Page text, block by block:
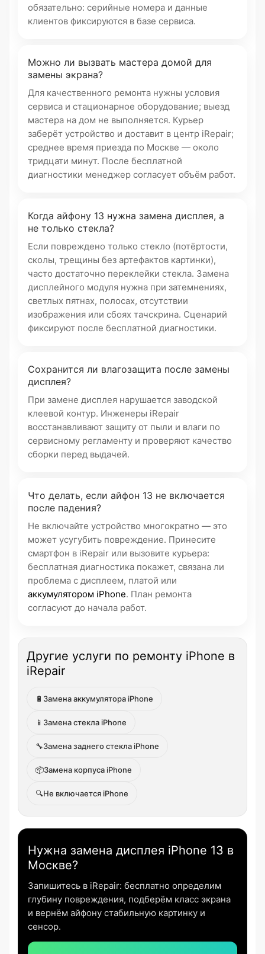
обязательно: серийные номера и данные
клиентов фиксируются в базе сервиса.
Можно ли вызвать мастера домой для
замены экрана?
Для качественного ремонта нужны условия
сервиса и стационарное оборудование; выезд
мастера на дом не выполняется. Курьер
заберёт устройство и доставит в центр iRepair;
среднее время приезда по Москве — около
тридцати минут. После бесплатной
диагностики менеджер согласует объём работ.
Когда айфону 13 нужна замена дисплея, а
не только стекла?
Если повреждено только стекло (потёртости,
сколы, трещины без артефактов картинки),
часто достаточно переклейки стекла. Замена
дисплейного модуля нужна при затемнениях,
светлых пятнах, полосах, отсутствии
изображения или сбоях тачскрина. Сценарий
фиксируют после бесплатной диагностики.
Сохранится ли влагозащита после замены
дисплея?
При замене дисплея нарушается заводской
клеевой контур. Инженеры iRepair
восстанавливают защиту от пыли и влаги по
сервисному регламенту и проверяют качество
сборки перед выдачей.
Что делать, если айфон 13 не включается
после падения?
Не включайте устройство многократно — это
может усугубить повреждение. Принесите
смартфон в iRepair или вызовите курьера:
бесплатная диагностика покажет, связана ли
проблема с дисплеем, платой или
аккумулятором iPhone. План ремонта
согласуют до начала работ.
Другие услуги по ремонту iPhone в
iRepair
🔋 Замена аккумулятора iPhone
📱 Замена стекла iPhone
🔧Замена заднего стекла iPhone
📦Замена корпуса iPhone
🔍Не включается iPhone
Нужна замена дисплея iPhone 13 в
Москве?
Запишитесь в iRepair: бесплатно определим
глубину повреждения, подберём класс экрана
и вернём айфону стабильную картинку и
сенсор.